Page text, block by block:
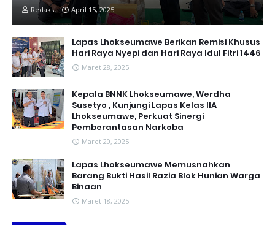
Redaksi April 15, 2025
Lapas Lhokseumawe Berikan Remisi Khusus
Hari Raya Nyepi dan Hari Raya Idul Fitri 1446
Maret 28, 2025
Kepala BNNK Lhokseumawe, Werdha
Susetyo , Kunjungi Lapas Kelas IIA
Lhokseumawe, Perkuat Sinergi
Pemberantasan Narkoba
Maret 20, 2025
Lapas Lhokseumawe Memusnahkan
Barang Bukti Hasil Razia Blok Hunian Warga
Binaan
Maret 18, 2025